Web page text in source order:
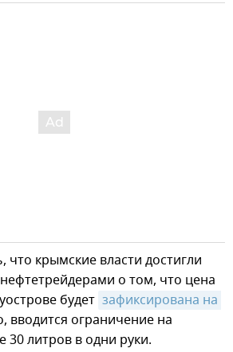
крымские власти достигли
о том, что цена
будет зафиксирована на
вводится ограничение на
30 литров в одни руки.